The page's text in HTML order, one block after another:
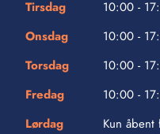
Tirsdag
10:00 -
Onsdag
10:00 -
Torsdag
10:00 -
Fredag
10:00 -
Lørdag
Kun